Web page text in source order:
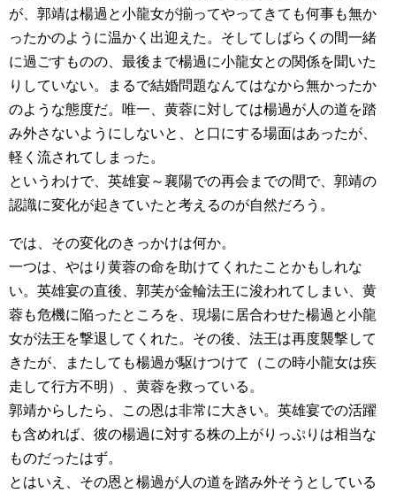
が、郭靖は楊過と小龍女が揃ってやってきても何事も無か
ったかのように温かく出迎えた。そしてしばらくの間一緒
に過ごすものの、最後まで楊過に小龍女との関係を聞いた
りしていない。まるで結婚問題なんてはなから無かったか
のような態度だ。唯一、黄蓉に対しては楊過が人の道を踏
み外さないようにしないと、と口にする場面はあったが、
軽く流されてしまった。
というわけで、英雄宴～襄陽での再会までの間で、郭靖の
認識に変化が起きていたと考えるのが自然だろう。
では、その変化のきっかけは何か。
一つは、やはり黄蓉の命を助けてくれたことかもしれな
い。英雄宴の直後、郭芙が金輪法王に浚われてしまい、黄
蓉も危機に陥ったところを、現場に居合わせた楊過と小龍
女が法王を撃退してくれた。その後、法王は再度襲撃して
きたが、またしても楊過が駆けつけて（この時小龍女は疾
走して行方不明）、黄蓉を救っている。
郭靖からしたら、この恩は非常に大きい。英雄宴での活躍
も含めれば、彼の楊過に対する株の上がりっぷりは相当な
ものだったはず。
とはいえ、その恩と楊過が人の道を踏み外そうとしている